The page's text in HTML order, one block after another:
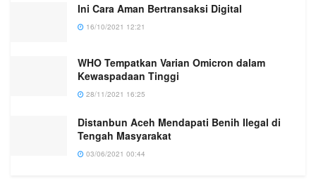
Ini Cara Aman Bertransaksi Digital
16/10/2021 12:21
WHO Tempatkan Varian Omicron dalam
Kewaspadaan Tinggi
28/11/2021 16:25
Distanbun Aceh Mendapati Benih Ilegal di
Tengah Masyarakat
03/06/2021 00:44